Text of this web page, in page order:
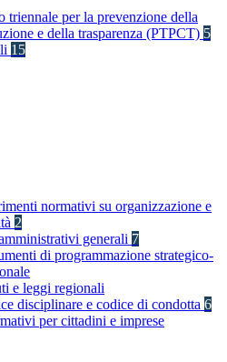
triennale per la prevenzione della
e della trasparenza (PTPCT) 5
15
normativi su organizzazione e
2
generali 7
di programmazione strategico-
e leggi regionali
disciplinare e codice di condotta 6
per cittadini e imprese